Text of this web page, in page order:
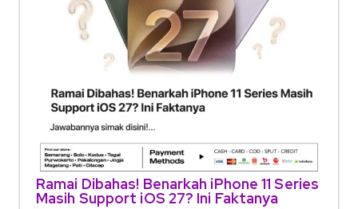
Ramai Dibahas! Benarkah iPhone 11 Series
Masih Support iOS 27? Ini Faktanya